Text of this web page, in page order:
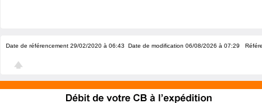
Date de référencement 29/02/2020 à 06:43 Date de modification 06/08/2026 à 07:29